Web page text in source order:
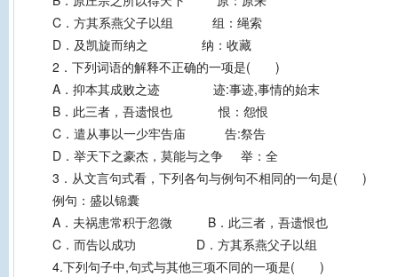
C．方其系燕父子以组 组：绳索
D．及凯旋而纳之 纳：收藏
2．下列词语的解释不正确的一项是( )
A．抑本其成败之迹 迹:事迹,事情的始末
B．此三者，吾遗恨也 恨：怨恨
C．遣从事以一少牢告庙 告:祭告
D．举天下之豪杰，莫能与之争 举：全
3．从文言句式看，下列各句与例句不相同的一句是( )
例句：盛以锦囊
A．夫祸患常积于忽微 B．此三者，吾遗恨也
C．而告以成功 D．方其系燕父子以组
4.下列句子中,句式与其他三项不同的一项是( )